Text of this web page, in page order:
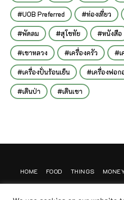
UOB Preferred ท่องเที่ยว
พัดลม สุโขทัย หนังสือ
เขาหลวง เครื่องครัว
เครื่องปั่นร้อนเย็น เครื่องฟอก
เดินป่า เดินเขา
HOME FOOD THINGS